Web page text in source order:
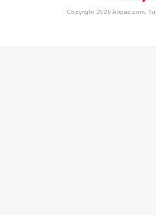
Copyright 2026 Airpaz.com.